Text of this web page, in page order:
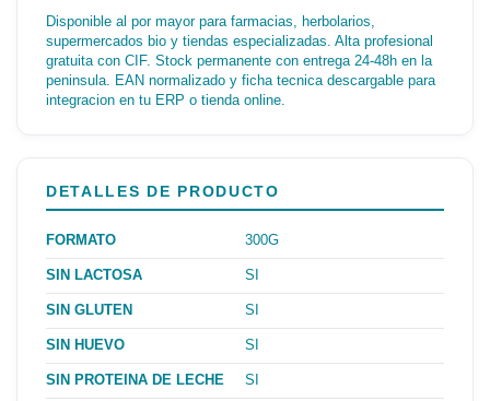
Disponible al por mayor para farmacias, herbolarios,
supermercados bio y tiendas especializadas. Alta profesional
gratuita con CIF. Stock permanente con entrega 24-48h en la
peninsula. EAN normalizado y ficha tecnica descargable para
integracion en tu ERP o tienda online.
DETALLES DE PRODUCTO
FORMATO 300G
SIN LACTOSA SI
SIN GLUTEN SI
SIN HUEVO SI
SIN PROTEINA DE LECHE SI